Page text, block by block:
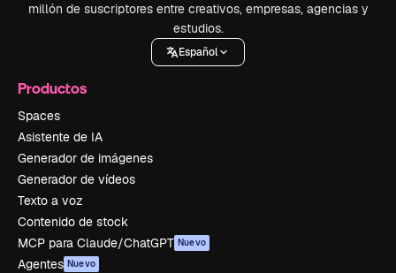
millón de suscriptores entre creativos, empresas, agencias y
estudios.
Español
Productos
Spaces
Asistente de IA
Generador de imágenes
Generador de vídeos
Texto a voz
Contenido de stock
MCP para Claude/ChatGPT Nuevo
Agentes Nuevo